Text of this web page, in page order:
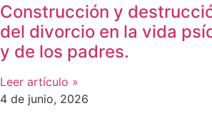
Construcción y
del divorcio en la vida
y de los padres.
Leer artículo »
4 de junio, 2026